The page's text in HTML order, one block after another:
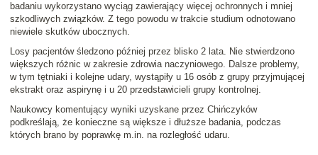
badaniu wykorzystano wyciąg zawierający więcej ochronnych i mniej
szkodliwych związków. Z tego powodu w trakcie studium odnotowano
niewiele skutków ubocznych.
Losy pacjentów śledzono później przez blisko 2 lata. Nie stwierdzono
większych różnic w zakresie zdrowia naczyniowego. Dalsze problemy,
w tym tętniaki i kolejne udary, wystąpiły u 16 osób z grupy przyjmującej
ekstrakt oraz aspirynę i u 20 przedstawicieli grupy kontrolnej.
Naukowcy komentujący wyniki uzyskane przez Chińczyków
podkreślają, że konieczne są większe i dłuższe badania, podczas
których brano by poprawkę m.in. na rozległość udaru.